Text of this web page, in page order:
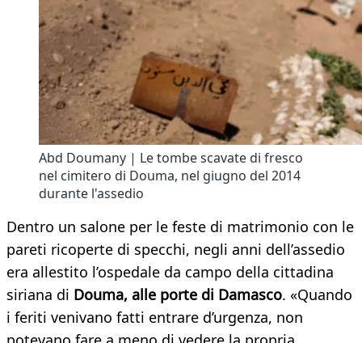
Abd Doumany | Le tombe scavate di fresco
nel cimitero di Douma, nel giugno del 2014
durante l'assedio
Dentro un salone per le feste di matrimonio con le
pareti ricoperte di specchi, negli anni dell’assedio
era allestito l’ospedale da campo della cittadina
siriana di Douma, alle porte di Damasco. «Quando
i feriti venivano fatti entrare d’urgenza, non